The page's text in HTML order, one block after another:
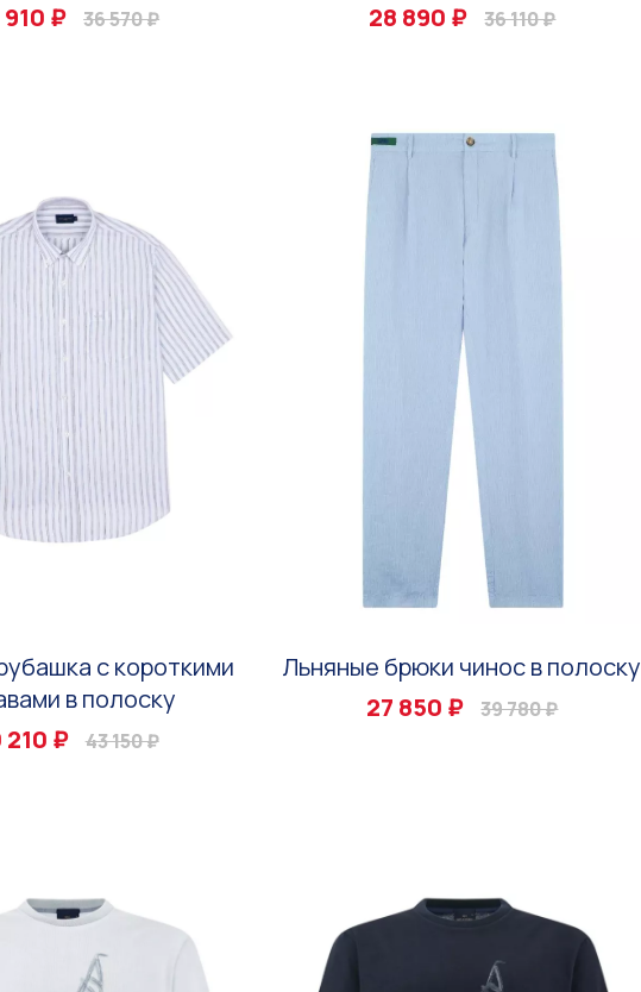
910 ₽
36 570 ₽
28 890 ₽
36 110 ₽
с короткими
в полоску
210 ₽
43 150 ₽
Льняные брюки чинос в полоску
27 850 ₽
39 780 ₽